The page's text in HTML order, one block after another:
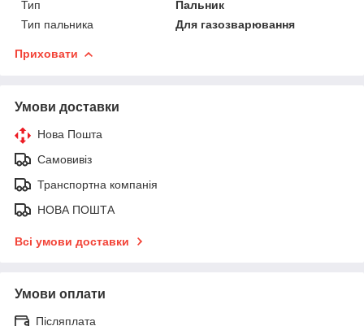
Тип
Пальник
Тип пальника
Для газозварювання
Приховати
Умови доставки
Нова Пошта
Самовивіз
Транспортна компанія
НОВА ПОШТА
Всі умови доставки
Умови оплати
Післяплата